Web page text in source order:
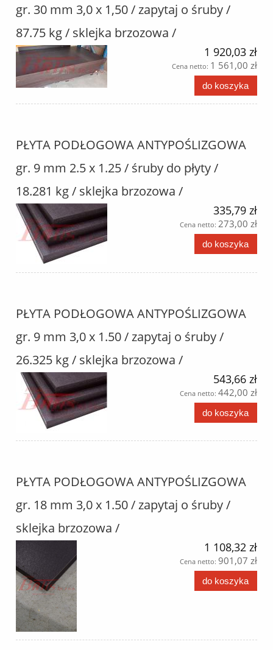
gr. 30 mm 3,0 x 1,50 / zapytaj o śruby /
87.75 kg / sklejka brzozowa /
1 920,03 zł
Cena netto: 1 561,00 zł
do koszyka
PŁYTA PODŁOGOWA ANTYPOŚLIZGOWA
gr. 9 mm 2.5 x 1.25 / śruby do płyty /
18.281 kg / sklejka brzozowa /
335,79 zł
Cena netto: 273,00 zł
do koszyka
PŁYTA PODŁOGOWA ANTYPOŚLIZGOWA
gr. 9 mm 3,0 x 1.50 / zapytaj o śruby /
26.325 kg / sklejka brzozowa /
543,66 zł
Cena netto: 442,00 zł
do koszyka
PŁYTA PODŁOGOWA ANTYPOŚLIZGOWA
gr. 18 mm 3,0 x 1.50 / zapytaj o śruby /
sklejka brzozowa /
1 108,32 zł
Cena netto: 901,07 zł
do koszyka